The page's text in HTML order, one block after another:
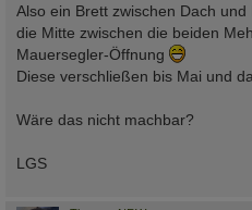
Also ein Brett zwischen Dach
die Mitte zwischen die beiden
Mauersegler-Öffnung
Diese verschließen bis Mai und
Wäre das nicht machbar?
LGS